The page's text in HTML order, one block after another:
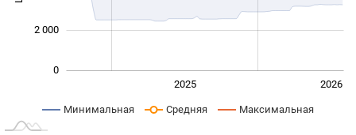
0
2 000
2025 2026
Минимальная Средняя Максимальная